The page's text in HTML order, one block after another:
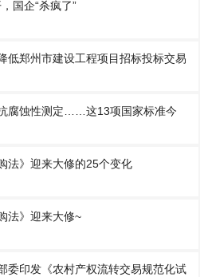
国企“杀疯了”
低郑州市建设工程项目招标投标交易
腐蚀性测定……这13项国家标准今
法》迎来大修的25个变化
法》迎来大修~
委印发《农村产权流转交易规范化试